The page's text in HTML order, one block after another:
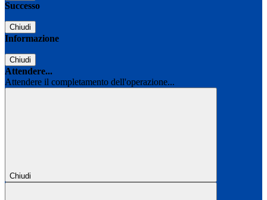
Successo
Chiudi
Informazione
Chiudi
Attendere...
Attendere il completamento dell'operazione...
Chiudi